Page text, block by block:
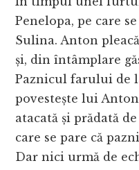
Penelopa, pe care
Sulina. Anton
și, din întâmplare
Paznicul farului de
povestește lui
atacată și prădată
care se pare că
Dar nici urmă de